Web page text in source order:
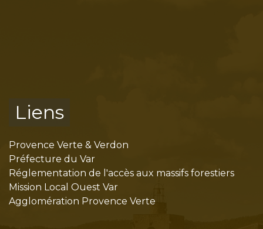
Liens
Provence Verte & Verdon
Préfecture du Var
Réglementation de l'accès aux massifs forestiers
Mission Local Ouest Var
Agglomération Provence Verte